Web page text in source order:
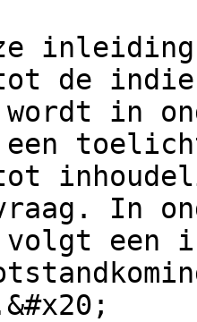
de
in
een
In
volgt een